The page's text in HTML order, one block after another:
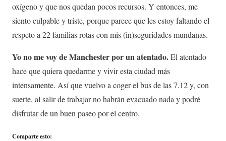
oxígeno y que nos quedan pocos recursos. Y entonces, me
siento culpable y triste, porque parece que les estoy faltando el
respeto a 22 familias rotas con mis (in)seguridades mundanas.
Yo no me voy de Manchester por un atentado.El atentado
hace que quiera quedarme y vivir esta ciudad más
intensamente. Así que vuelvo a coger el bus de las 7.12 y, con
suerte, al salir de trabajar no habrán evacuado nada y podré
disfrutar de un buen paseo por el centro.
Comparte esto: